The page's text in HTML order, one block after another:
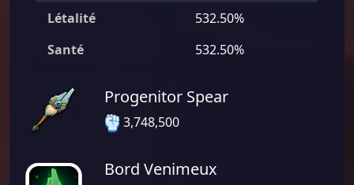
Létalité
532.50%
Santé
532.50%
Progenitor Spear
3,748,500
Bord Venimeux